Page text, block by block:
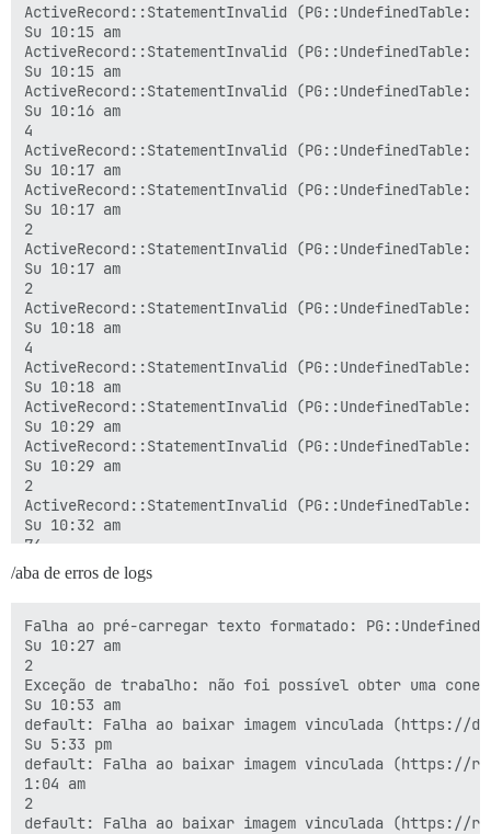
ActiveRecord::StatementInvalid (PG::UndefinedTable:
Su 10:15 am
ActiveRecord::StatementInvalid
Su 10:15 am
ActiveRecord::StatementInvalid
Su 10:16 am
4
ActiveRecord::StatementInvalid (PG::UndefinedTable:
Su 10:17 am
ActiveRecord::StatementInvalid
Su 10:17 am
2
ActiveRecord::StatementInvalid
Su 10:17 am
2
ActiveRecord::StatementInvalid (PG::UndefinedTable:
Su 10:18 am
4
ActiveRecord::StatementInvalid (PG::UndefinedTable:
Su 10:18 am
ActiveRecord::StatementInvalid (PG::UndefinedTable:
Su 10:29 am
ActiveRecord::StatementInvalid (PG::UndefinedTable:
Su 10:29 am
2
ActiveRecord::StatementInvalid (PG::UndefinedTable:
Su 10:32 am
74
ActiveRecord::StatementInvalid (PG::UndefinedTable:
Su 10:33 am
Su 10:33 am
3
ActiveRecord::StatementInvalid (PG::UndefinedTable:
Su 10:33 am
8
ActiveRecord::StatementInvalid (PG::UndefinedTable:
Su 10:33 am
15
ActiveRecord::StatementInvalid (PG::UndefinedTable:
Su 10:34 am
29
/aba de erros de logs
Falha ao pré-carregar texto formatado:
Su 10:27 am
2
Exceção de trabalho: não foi possível obter uma
Su 10:53 am
default: Falha ao baixar imagem vinculada (https://
Su 5:33 pm
default: Falha ao baixar imagem vinculada (https://
1:04 am
2